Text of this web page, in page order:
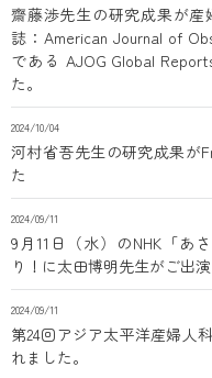
齋藤渉先生の研究成果が
誌：American Journal of
である AJOG Global
た。
2024/10/04
河村省吾先生の研究成果が
た
2024/09/11
9月11日（水）のNHK「あ
り！に太田博明先生がご出演
2024/09/11
第24回アジア太平洋産婦人
れました。